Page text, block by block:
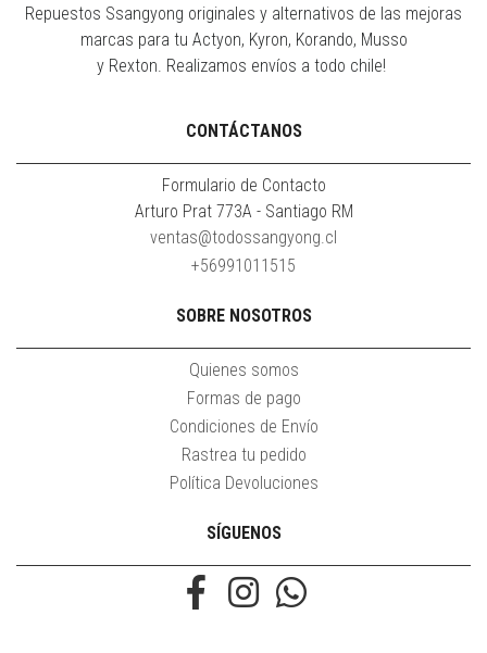
Repuestos Ssangyong originales y alternativos de las mejoras
marcas para tu Actyon, Kyron, Korando, Musso
y Rexton. Realizamos envíos a todo chile!
CONTÁCTANOS
Formulario de Contacto
Arturo Prat 773A - Santiago RM
ventas@todossangyong.cl
+56991011515
SOBRE NOSOTROS
Quienes somos
Formas de pago
Condiciones de Envío
Rastrea tu pedido
Política Devoluciones
SÍGUENOS